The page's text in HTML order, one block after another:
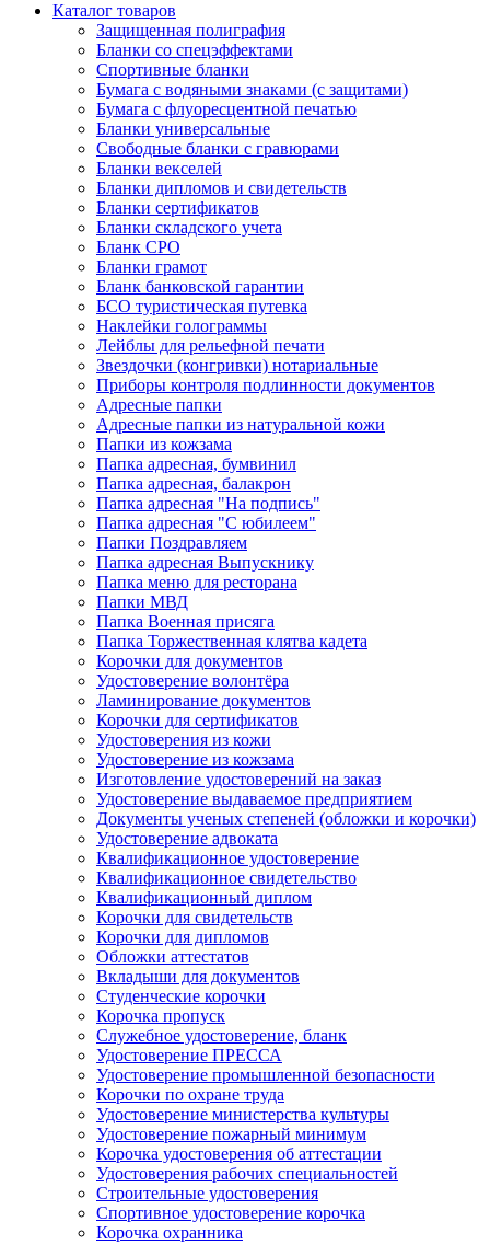
Каталог товаров
Защищенная полиграфия
Бланки со спецэффектами
Спортивные бланки
Бумага с водяными знаками (с защитами)
Бумага с флуоресцентной печатью
Бланки универсальные
Свободные бланки с гравюрами
Бланки векселей
Бланки дипломов и свидетельств
Бланки сертификатов
Бланки складского учета
Бланк СРО
Бланки грамот
Бланк банковской гарантии
БСО туристическая путевка
Наклейки голограммы
Лейблы для рельефной печати
Звездочки (конгривки) нотариальные
Приборы контроля подлинности документов
Адресные папки
Адресные папки из натуральной кожи
Папки из кожзама
Папка адресная, бумвинил
Папка адресная, балакрон
Папка адресная "На подпись"
Папка адресная "C юбилеем"
Папки Поздравляем
Папка адресная Выпускнику
Папка меню для ресторана
Папки МВД
Папка Военная присяга
Папка Торжественная клятва кадета
Корочки для документов
Удостоверение волонтёра
Ламинирование документов
Корочки для сертификатов
Удостоверения из кожи
Удостоверение из кожзама
Изготовление удостоверений на заказ
Удостоверение выдаваемое предприятием
Документы ученых степеней (обложки и корочки)
Удостоверение адвоката
Квалификационное удостоверение
Квалификационное свидетельство
Квалификационный диплом
Корочки для свидетельств
Корочки для дипломов
Обложки аттестатов
Вкладыши для документов
Студенческие корочки
Корочка пропуск
Служебное удостоверение, бланк
Удостоверение ПРЕССА
Удостоверение промышленной безопасности
Корочки по охране труда
Удостоверение министерства культуры
Удостоверение пожарный минимум
Корочка удостоверения об аттестации
Удостоверения рабочих специальностей
Строительные удостоверения
Спортивное удостоверение корочка
Корочка охранника